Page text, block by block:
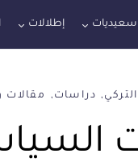
سعيديات إطلالات
دراسات مقالات